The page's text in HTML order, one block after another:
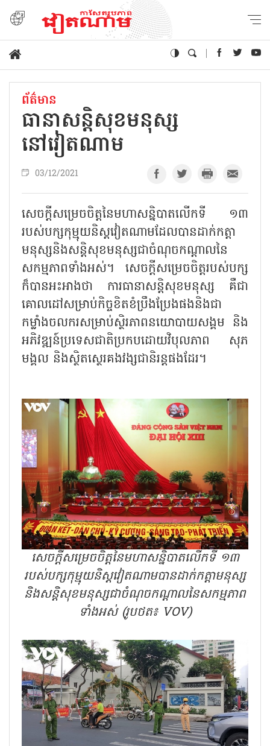
ព័ត៌មាន
ធានាសន្តិសុខមនុស្ស
នៅវៀតណាម
03/12/2021
សេចក្តីសម្រេចចិត្តនៃមហាសន្និបាតលើកទី ១៣
របស់បក្សកុម្មុយនិស្តវៀតណាមដែលបានដាក់កត្តា
មនុស្សនិងសន្តិសុខមនុស្សជាចំណុចកណ្តាលនៃ
សកម្មភាពទាំងអស់។ សេចក្តីសម្រេចចិត្តរបស់បក្ស
ក៏បានអះអាងថា ការធានាសន្តិសុខមនុស្ស គឺជា
គោលដៅសម្រាប់កិច្ចខិតខំប្រឹងប្រែងផងនិងជា
កម្លាំងចលករសម្រាប់ស្ថិរភាពនយោបាយសង្គម និង
អភិវឌ្ឍន៍ប្រទេសជាតិប្រកបដោយវិបុលភាព សុភ
មង្គល និងស្ថិតស្ថេរគងវង្សជានិរន្តផងដែរ។
សេចក្តីសម្រេចចិត្តនៃមហាសន្និបាតលើកទី ១៣
របស់បក្សកុម្មុយនិស្តវៀតណាមបានដាក់កត្តាមនុស្ស
និងសន្តិសុខមនុស្សជាចំណុចកណ្តាលនៃសកម្មភាព
ទាំងអស់ (រូបថត៖ VOV)